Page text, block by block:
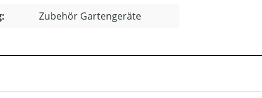
Zubehör Gartengeräte